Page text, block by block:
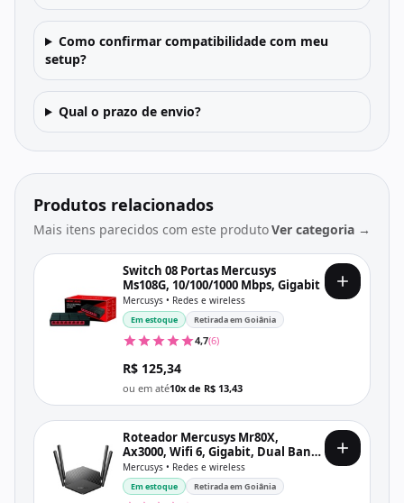
Como confirmar compatibilidade com meu
setup?
Qual o prazo de envio?
Produtos relacionados
Mais itens parecidos com este produtoVer categoria →
Switch 08 Portas Mercusys
Ms108G, 10/100/1000 Mbps, Gigabit
Mercusys • Redes e wireless
Em estoque Retirada em Goiânia
4,7(6)
R$ 125,34
ou em até10x de R$ 13,43
Roteador Mercusys Mr80X,
Ax3000, Wifi 6, Gigabit, Dual Band
2.4/5 Ghz, 2.976 Mb/S, 4 Antenas
Mercusys • Redes e wireless
Em estoque Retirada em Goiânia